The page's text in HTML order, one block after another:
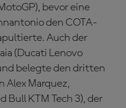
bevor eine
den COTA-
Auch der
(Ducati Lenovo
belegte den dritten
Alex Marquez,
Bull KTM Tech 3), der